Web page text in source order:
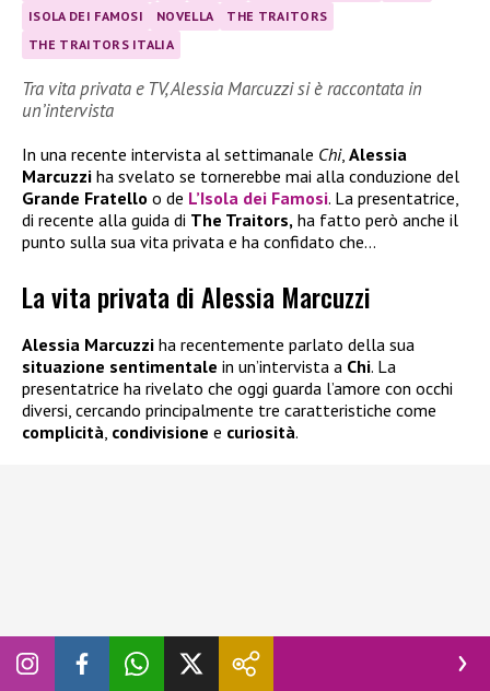
ISOLA DEI FAMOSI
NOVELLA
THE TRAITORS
THE TRAITORS ITALIA
Tra vita privata e TV, Alessia Marcuzzi si è raccontata in
un’intervista
In una recente intervista al settimanale Chi, Alessia
Marcuzzi ha svelato se tornerebbe mai alla conduzione del
Grande Fratello o de L’Isola dei Famosi. La presentatrice,
di recente alla guida di The Traitors, ha fatto però anche il
punto sulla sua vita privata e ha confidato che…
La vita privata di Alessia Marcuzzi
Alessia Marcuzzi ha recentemente parlato della sua
situazione sentimentale in un’intervista a Chi. La
presentatrice ha rivelato che oggi guarda l’amore con occhi
diversi, cercando principalmente tre caratteristiche come
complicità, condivisione e curiosità.